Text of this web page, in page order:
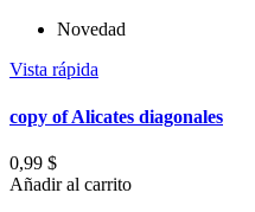
Novedad
Vista rápida
copy of Alicates diagonales
0,99 $
Añadir al carrito